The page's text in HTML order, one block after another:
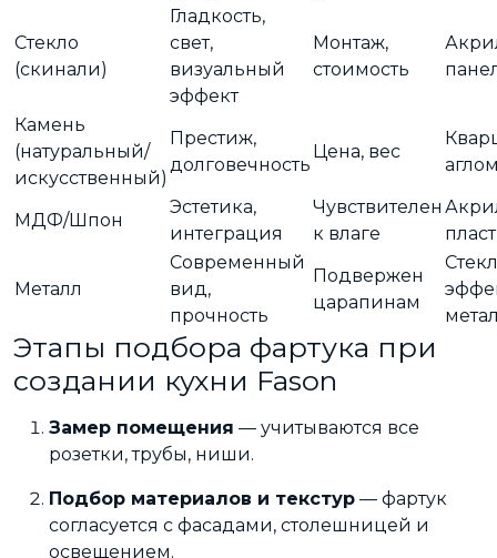
Стекло
(скинали)
Гладкость,
свет,
визуальный
эффект
Монтаж,
стоимость
Камень
(натуральный/
искусственный)
Престиж,
долговечность
Цена, вес
МДФ/Шпон
Эстетика,
интеграция
Чувствителен
к влаге
Металл
Современный
вид,
прочность
Подвержен
царапинам
Этапы подбора фартука при
создании кухни Fason
Замер помещения — учитываются все
розетки, трубы, ниши.
Подбор материалов и текстур — фартук
согласуется с фасадами, столешницей и
освещением.